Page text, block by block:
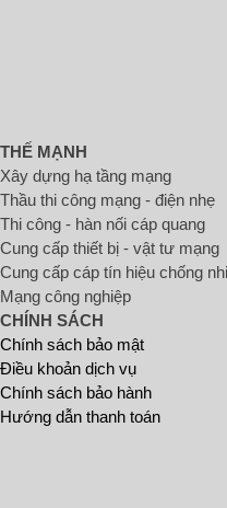
THẾ MẠNH
Xây dựng hạ tầng mạng
Thầu thi công mạng - điện nhẹ
Thi công - hàn nối cáp quang
Cung cấp thiết bị - vật tư mạng
Cung cấp cáp tín hiệu chống
Mạng công nghiệp
CHÍNH SÁCH
Chính sách bảo mật
Điều khoản dịch vụ
Chính sách bảo hành
Hướng dẫn thanh toán